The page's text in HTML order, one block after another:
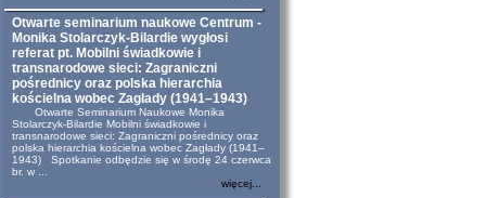
Otwarte seminarium naukowe Centrum -
Monika Stolarczyk-Bilardie wygłosi
referat pt. Mobilni świadkowie i
transnarodowe sieci: Zagraniczni
pośrednicy oraz polska hierarchia
kościelna wobec Zagłady (1941–1943)
Otwarte Seminarium Naukowe Monika
Stolarczyk-Bilardie Mobilni świadkowie i
transnarodowe sieci: Zagraniczni pośrednicy oraz
polska hierarchia kościelna wobec Zagłady (1941–
1943) Spotkanie odbędzie się w środę 24 czerwca
br. w ...
więcej...